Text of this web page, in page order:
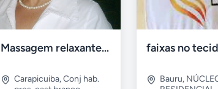
Massagem relaxante- terapeutica e depilação
Carapicuiba,Conj hab.
Bauru,